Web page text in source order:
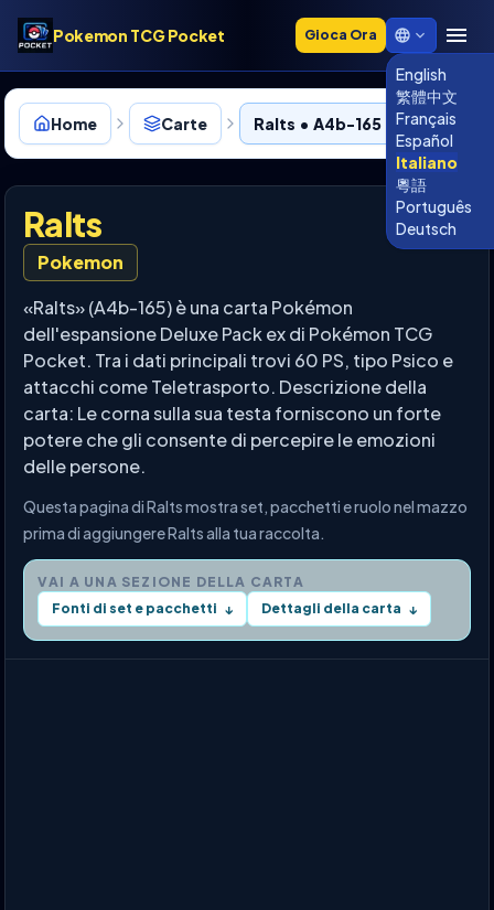
Pokemon TCG Pocket Gioca Ora
English
繁體中文
Français
Español
Italiano
粵語
Português
Deutsch
Home Carte Ralts • A4b-165
Ralts
Pokemon
«Ralts» (A4b-165) è una carta Pokémon
dell'espansione Deluxe Pack ex di Pokémon TCG
Pocket. Tra i dati principali trovi 60 PS, tipo Psico e
attacchi come Teletrasporto. Descrizione della
carta: Le corna sulla sua testa forniscono un forte
potere che gli consente di percepire le emozioni
delle persone.
Questa pagina di Ralts mostra set, pacchetti e ruolo nel mazzo
prima di aggiungere Ralts alla tua raccolta.
VAI A UNA SEZIONE DELLA CARTA
Fonti di set e pacchetti ↓ Dettagli della carta ↓